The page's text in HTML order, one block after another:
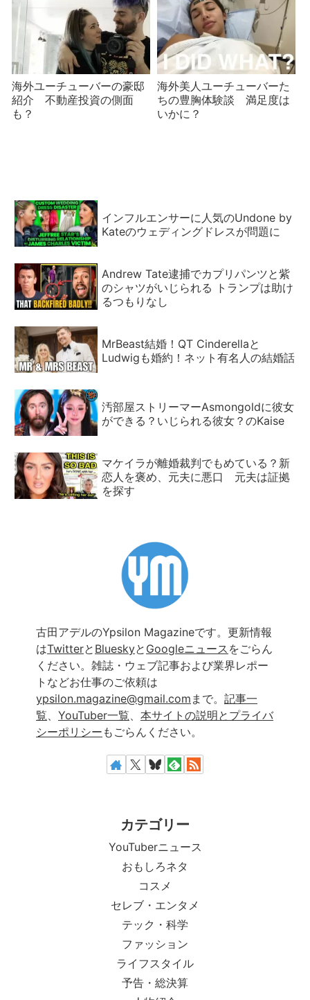
海外ユーチューバーの豪邸
紹介 不動産投資の側面
も？
海外美人ユーチューバーた
ちの豊胸体験談 満足度は
いかに？
インフルエンサーに人気のUndone by
Kateのウェディングドレスが問題に
Andrew Tate逮捕でカプリパンツと紫
のシャツがいじられる トランプは助け
るつもりなし
MrBeast結婚！QT Cinderellaと
Ludwigも婚約！ネット有名人の結婚話
汚部屋ストリーマーAsmongoldに彼女
ができる？いじられる彼女？のKaise
マケイラが離婚裁判でもめている？新
恋人を褒め、元夫に悪口 元夫は証拠
を探す
古田アデルのYpsilon Magazineです。更新情報
はTwitterと Blueskyと Googleニュース をごらん
ください。雑誌・ウェブ記事および業界レポー
トなどお仕事のご依頼は
ypsilon.magazine@gmail.com まで。 記事一
覧、 YouTuber一覧、 本サイトの説明とプライバ
シーポリシー もごらんください。
カテゴリー
YouTuberニュース
おもしろネタ
コスメ
セレブ・エンタメ
テック・科学
ファッション
ライフスタイル
予告・総決算